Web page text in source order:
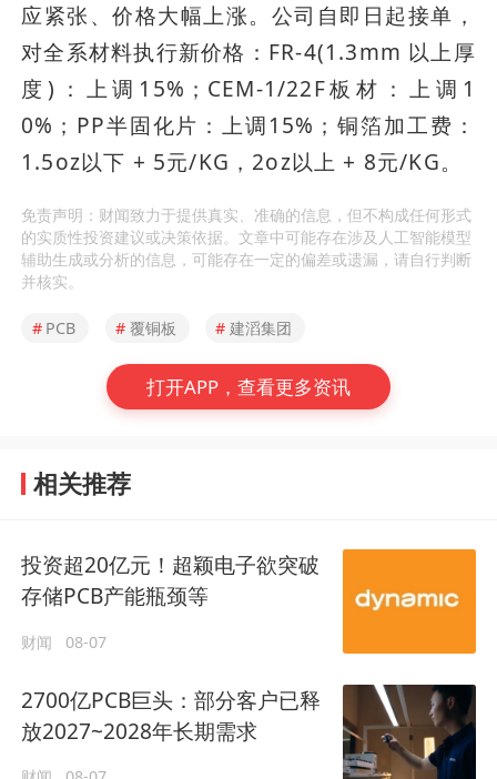
应紧张、价格大幅上涨。公司自即日起接单，
对全系材料执行新价格：FR-4(1.3mm 以上厚
度)：上调15%；CEM-1/22F板材：上调1
0%；PP半固化片：上调15%；铜箔加工费：
1.5oz以下 + 5元/KG，2oz以上 + 8元/KG。
免责声明：财闻致力于提供真实、准确的信息，但不构成任何形式
的实质性投资建议或决策依据。文章中可能存在涉及人工智能模型
辅助生成或分析的信息，可能存在一定的偏差或遗漏，请自行判断
并核实。
# PCB # 覆铜板 # 建滔集团
打开APP，查看更多资讯
相关推荐
投资超20亿元！超颖电子欲突破
存储PCB产能瓶颈等
财闻 08-07
2700亿PCB巨头：部分客户已释
放2027~2028年长期需求